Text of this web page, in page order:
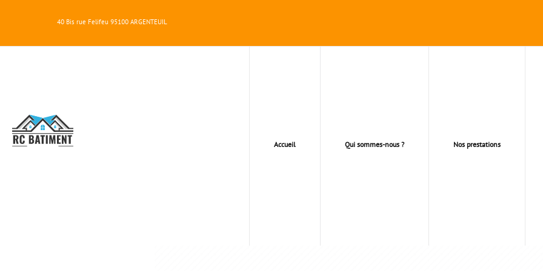
40 Bis rue Felifeu 95100 ARGENTEUIL
RC
BATIMENT
Accueil Qui sommes-nous ? Nos prestations